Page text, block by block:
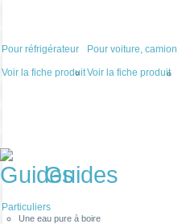
Pour réfrigérateur
Voir la fiche produit
Pour voiture, camion
Voir la fiche produit
Guides
Particuliers
Une eau pure à boire